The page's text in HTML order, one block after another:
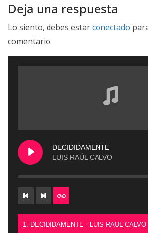
Deja una respuesta
Lo siento, debes estarconectado
comentario.
DECIDIDAMENTE
LUIS RAÚL CALVO
1. DECIDIDAMENTE - LUIS RAÚL CALVO